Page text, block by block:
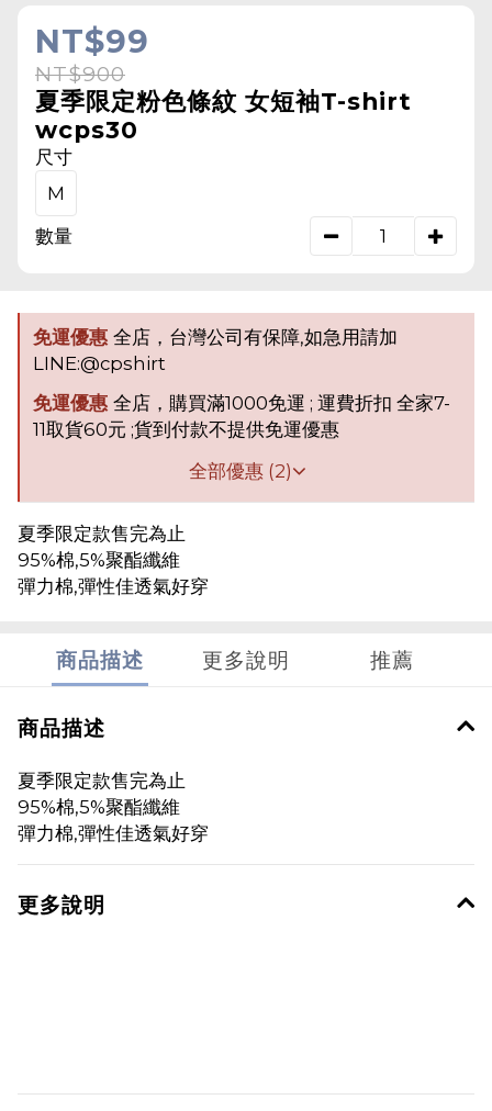
NT$99
NT$900
夏季限定粉色條紋 女短袖T-shirt
wcps30
尺寸
M
數量
免運優惠 全店，台灣公司有保障,如急用請加
LINE:@cpshirt
免運優惠 全店，購買滿1000免運 ; 運費折扣 全家7-
11取貨60元 ;貨到付款不提供免運優惠
全部優惠 (2)
夏季限定款售完為止
95%棉,5%聚酯纖維
彈力棉,彈性佳透氣好穿
商品描述 更多說明 推薦
商品描述
夏季限定款售完為止
95%棉,5%聚酯纖維
彈力棉,彈性佳透氣好穿
更多說明